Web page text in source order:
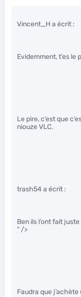
Vincent_H a écrit :
Evidemment, t’es
Le pire, c’est que
niouze VLC.
trash54 a écrit :
Ben ils l’ont fait
" />
Faudra que j’achète